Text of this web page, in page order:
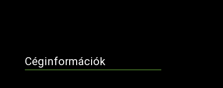
Céginformációk